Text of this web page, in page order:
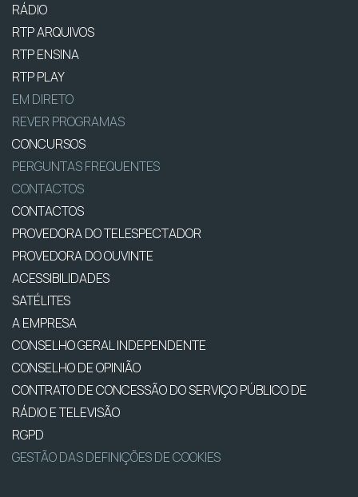
RÁDIO
RTP ARQUIVOS
RTP ENSINA
RTP PLAY
EM DIRETO
REVER PROGRAMAS
CONCURSOS
PERGUNTAS FREQUENTES
CONTACTOS
CONTACTOS
PROVEDORA DO TELESPECTADOR
PROVEDORA DO OUVINTE
ACESSIBILIDADES
SATÉLITES
A EMPRESA
CONSELHO GERAL INDEPENDENTE
CONSELHO DE OPINIÃO
CONTRATO DE CONCESSÃO DO SERVIÇO PÚBLICO DE
RÁDIO E TELEVISÃO
RGPD
GESTÃO DAS DEFINIÇÕES DE COOKIES